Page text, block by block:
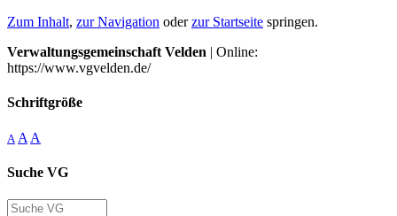
Zum Inhalt, zur Navigation oderzur Startseite springen.
Verwaltungsgemeinschaft Velden | Online:
https://www.vgvelden.de/
Schriftgröße
A A A
Suche VG